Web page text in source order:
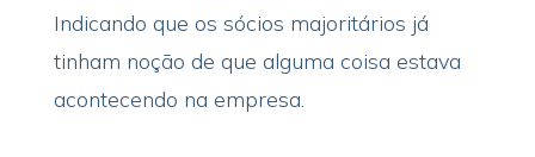
Indicando que os sócios majoritários já
tinham noção de que alguma coisa estava
acontecendo na empresa.